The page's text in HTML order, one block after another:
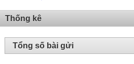
Thống kê
Tổng số bài gửi